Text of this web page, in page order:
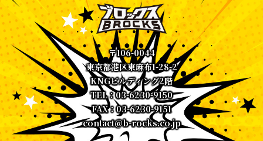
〒106-0044
東京都港区東麻布1-28-2
KNGビルディング2階
TEL：03-6230-9150
FAX：03-6230-9151
contact@b-rocks.co.jp